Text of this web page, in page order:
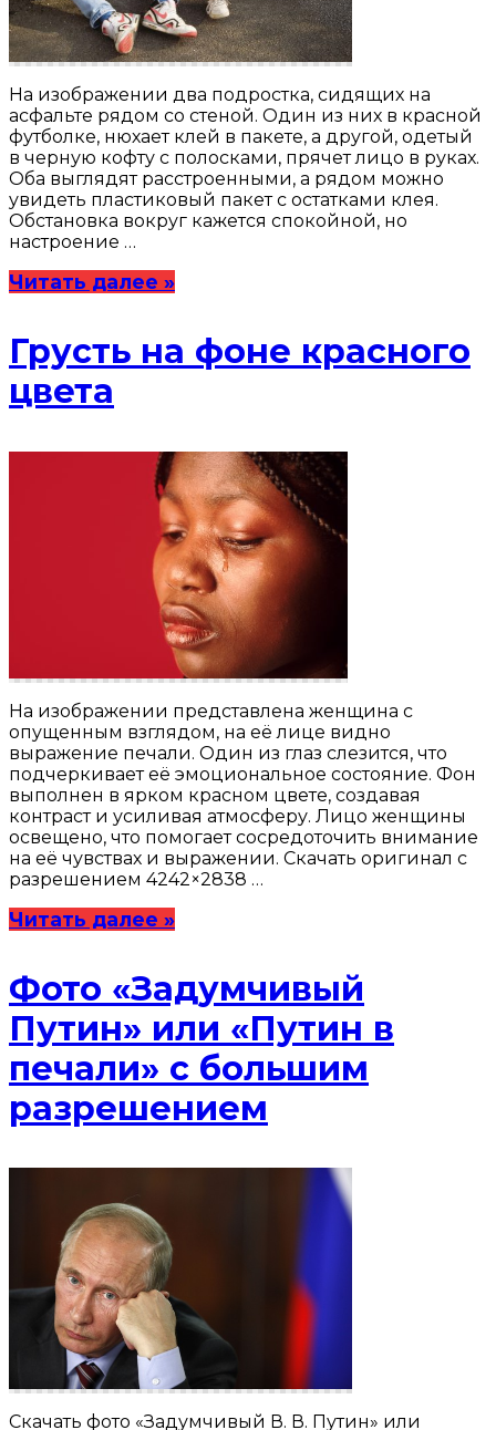
На изображении два подростка, сидящих на
асфальте рядом со стеной. Один из них в красной
футболке, нюхает клей в пакете, а другой, одетый
в черную кофту с полосками, прячет лицо в руках.
Оба выглядят расстроенными, а рядом можно
увидеть пластиковый пакет с остатками клея.
Обстановка вокруг кажется спокойной, но
настроение …
Читать далее »
Грусть на фоне красного
цвета
На изображении представлена женщина с
опущенным взглядом, на её лице видно
выражение печали. Один из глаз слезится, что
подчеркивает её эмоциональное состояние. Фон
выполнен в ярком красном цвете, создавая
контраст и усиливая атмосферу. Лицо женщины
освещено, что помогает сосредоточить внимание
на её чувствах и выражении. Скачать оригинал с
разрешением 4242×2838 …
Читать далее »
Фото «Задумчивый
Путин» или «Путин в
печали» с большим
разрешением
Скачать фото «Задумчивый В. В. Путин» или